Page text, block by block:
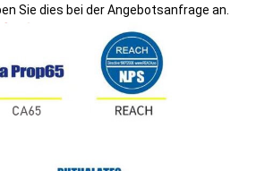
Sie dies bei der Angebotsanfrage an.